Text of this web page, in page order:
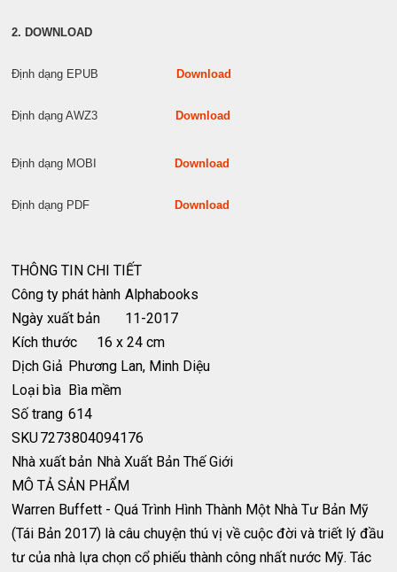
2. DOWNLOAD
Định dạng EPUB Download
Định dạng AWZ3 Download
Định dạng MOBI Download
Định dạng PDF Download
THÔNG TIN CHI TIẾT
Công ty phát hành Alphabooks
Ngày xuất bản
11-2017
Kích thước
16 x 24 cm
Dịch Giả Phương Lan, Minh Diệu
Loại bìa Bìa mềm
Số trang 614
SKU7273804094176
Nhà xuất bản Nhà Xuất Bản Thế Giới
MÔ TẢ SẢN PHẨM
Warren Buffett - Quá Trình Hình Thành Một Nhà Tư Bản Mỹ
(Tái Bản 2017) là câu chuyện thú vị về cuộc đời và triết lý đầu
tư của nhà lựa chọn cổ phiếu thành công nhất nước Mỹ. Tác